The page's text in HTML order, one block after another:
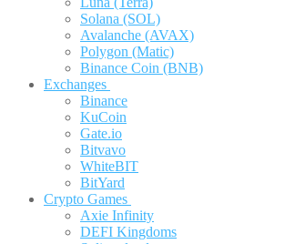
Solana (SOL)
Avalanche (AVAX)
Polygon (Matic)
Binance Coin (BNB)
Exchanges
Binance
KuCoin
Gate.io
Bitvavo
WhiteBIT
BitYard
Crypto Games
Axie Infinity
DEFI Kingdoms